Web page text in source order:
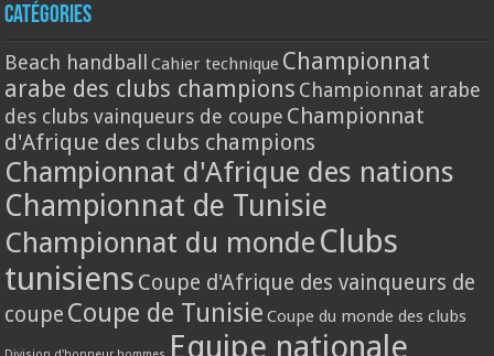
Catégories
Beach handball Cahier technique Championnat
arabe des clubs champions Championnat arabe
des clubs vainqueurs de coupe Championnat
d'Afrique des clubs champions
Championnat d'Afrique des nations
Championnat de Tunisie
Championnat du monde Clubs
tunisiens Coupe d'Afrique des vainqueurs de
coupe Coupe de Tunisie Coupe du monde des clubs
Equipe nationale